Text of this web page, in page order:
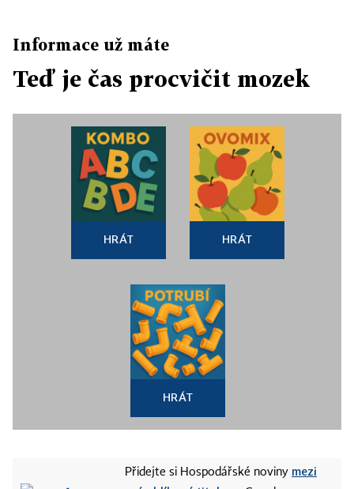
Informace už máte
Teď je čas procvičit mozek
HRÁT HRÁT
HRÁT
Přidejte si Hospodářské noviny mezi